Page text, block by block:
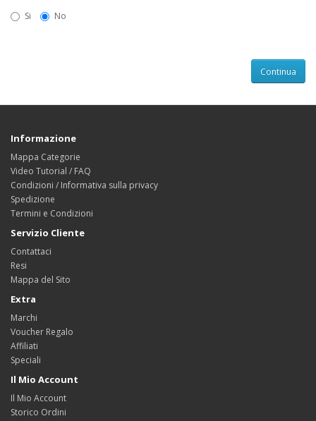
Si
No
Informazione
Mappa Categorie
Video Tutorial / FAQ
Condizioni / Informativa sulla privacy
Spedizione
Termini e Condizioni
Servizio Cliente
Contattaci
Resi
Mappa del Sito
Extra
Marchi
Voucher Regalo
Affiliati
Speciali
Il Mio Account
Il Mio Account
Storico Ordini